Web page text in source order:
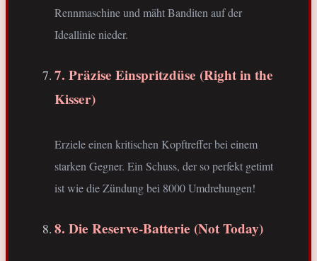
Rennmaschine und mäht Banditen auf der
Ideallinie nieder.
7. Präzise Einspritzdüse (Right in the
Kisser)
Erziele einen kritischen Kopftreffer bei einem
starken Gegner. Ein Schuss, der so perfekt getimt
ist wie die Zündung bei 8000 Umdrehungen!
8. Die Reserve-Batterie (Not Today)